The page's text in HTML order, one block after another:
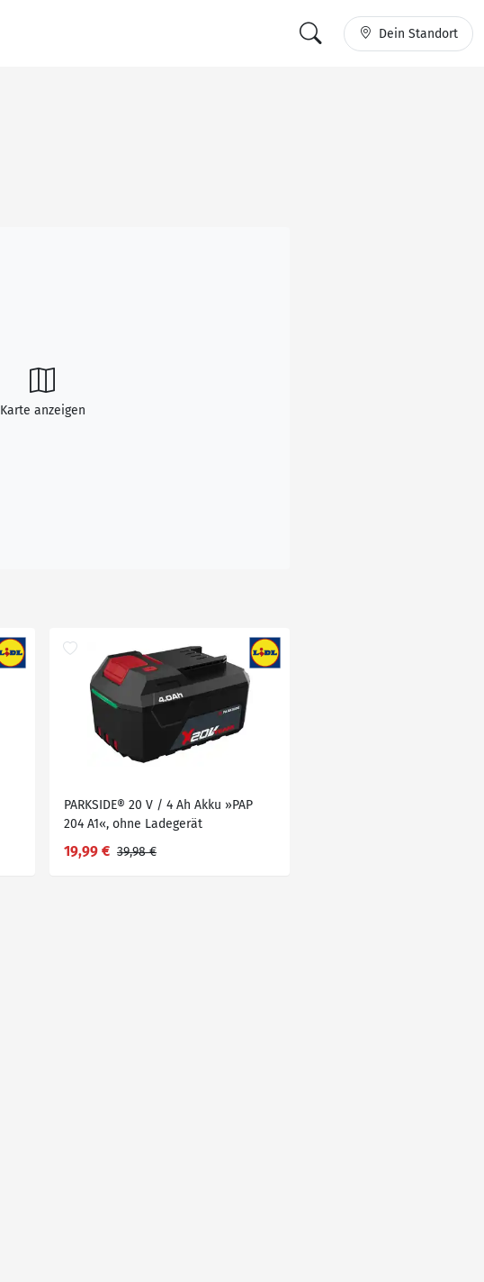
Dein Standort
Karte anzeigen
PARKSIDE® 20 V / 4 Ah Akku »PAP
204 A1«, ohne Ladegerät
19,99 € 39,98 €